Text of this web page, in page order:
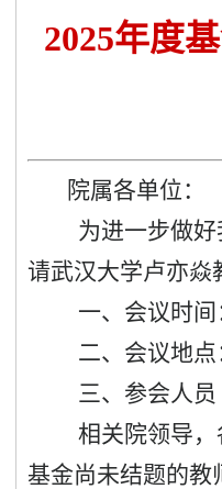
2025年度
院属各单位：
为进一步做
请武汉大学卢亦焱
一、会议时间
二、会议地
三、参会人员
相关院领导
基金尚未结题的教